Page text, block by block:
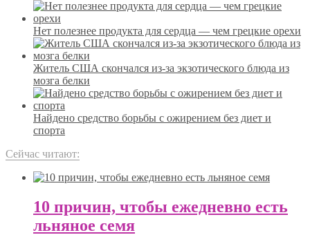
Нет полезнее продукта для сердца — чем грецкие орехи
Житель США скончался из-за экзотического блюда из
мозга белки
Найдено средство борьбы с ожирением без диет и
спорта
Сейчас читают:
10 причин, чтобы ежедневно есть
льняное семя